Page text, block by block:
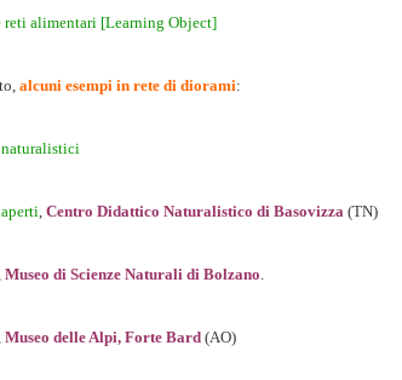
reti alimentari [Learning Object]
alcuni esempi in rete di diorami:
, Centro Didattico Naturalistico di Basovizza(TN)
Museo di Scienze Naturali di Bolzano.
Museo delle Alpi, Forte Bard(AO)